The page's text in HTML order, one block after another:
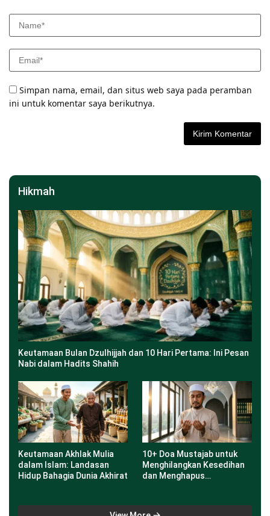
Simpan nama, email, dan situs web saya pada peramban
ini untuk komentar saya berikutnya.
Hikmah
Keutamaan Bulan Dzulhijjah dan 10 Hari Pertama: Ini Pesan
Nabi dalam Hadits Shahih
Keutamaan Akhlak Mulia
dalam Islam: Landasan
Hidup Bahagia Dunia Akhirat
10+ Doa Mustajab untuk
Menghilangkan Kesedihan
dan Menghapus